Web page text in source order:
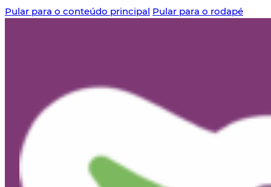
Pular para o conteúdo principal Pular para o rodapé